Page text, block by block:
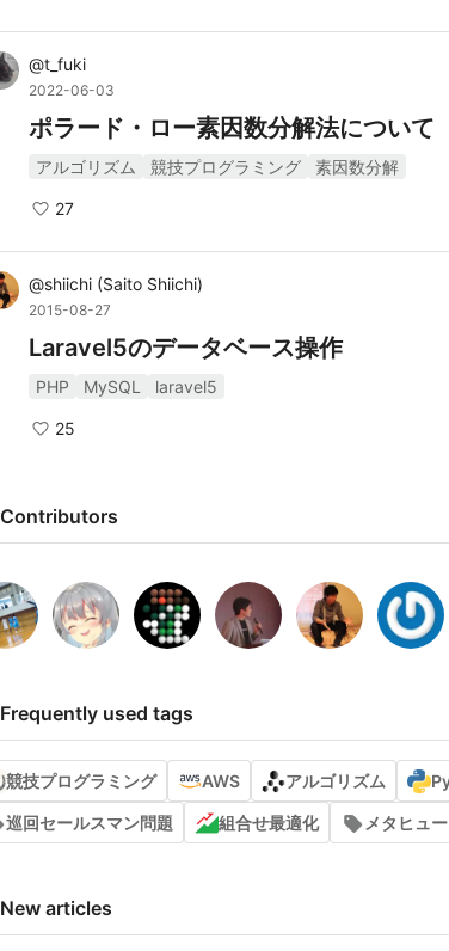
@t_fuki
2022-06-03
ポラード・ロー素因数分解法について
アルゴリズム 競技プログラミング 素因数分解
27
@shiichi (Saito Shiichi)
2015-08-27
Laravel5のデータベース操作
PHP MySQL laravel5
25
Contributors
Frequently used tags
競技プログラミング AWS アルゴリズム
巡回セールスマン問題 組合せ最適化 メタヒュ
New articles